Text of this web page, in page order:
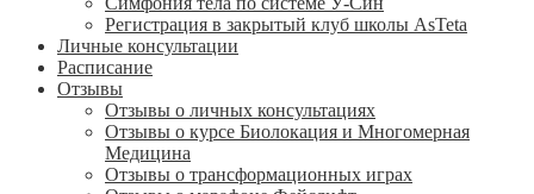
Регистрация в закрытый клуб школы AsTeta
Личные консультации
Расписание
Отзывы
Отзывы о личных консультациях
Отзывы о курсе Биолокация и Многомерная
Медицина
Отзывы о трансформационных играх